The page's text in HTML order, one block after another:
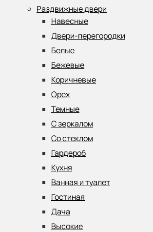
Раздвижные двери
Навесные
Двери-перегородки
Белые
Бежевые
Коричневые
Орех
Темные
С зеркалом
Со стеклом
Гардероб
Кухня
Ванная и туалет
Гостиная
Дача
Высокие